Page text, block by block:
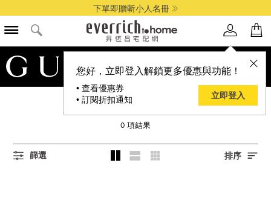
下單即贈斬小人名冊
您好，立即登入解鎖更多優惠與功能！
• 查看優惠券
• 訂閱折扣通知
立即登入
品牌選單
GUCCI BEAUTY 古馳
0 項結果
篩選 排序